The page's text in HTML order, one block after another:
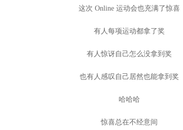
这次 Online 运动会也充满了惊喜
有人每项运动都拿了奖
有人惊讶自己怎么没拿到奖
也有人感叹自己居然也能拿到奖
哈哈哈
惊喜总在不经意间